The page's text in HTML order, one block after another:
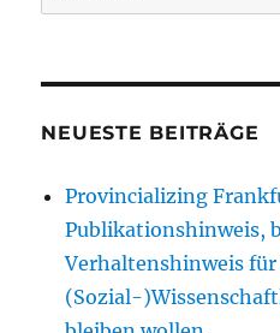
nach:
NEUESTE BEITRÄGE
Provincializing
Publikationshinweis,
Verhaltenshinweis für
(Sozial-